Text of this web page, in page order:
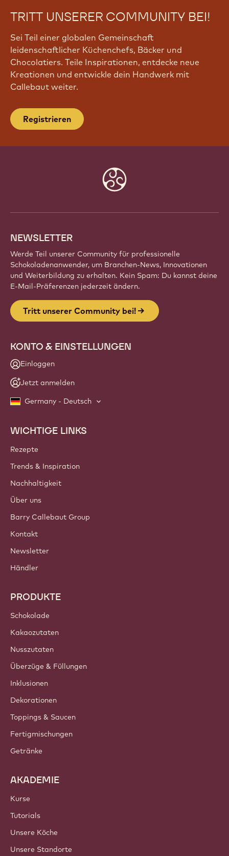
TRITT UNSERER COMMUNITY BEI!
Sei Teil einer globalen Gemeinschaft
leidenschaftlicher Küchenchefs, Bäcker und
Chocolatiers. Teile Inspirationen, entdecke neue
Kreationen und entwickle dein Handwerk mit
Callebaut weiter.
Registrieren
NEWSLETTER
Werde Teil unserer Community für professionelle
Schokoladenanwender, um Branchen-News, Innovationen
und Weiterbildung zu erhalten. Kein Spam: Du kannst deine
E-Mail-Präferenzen jederzeit ändern.
Tritt unserer Community bei!
KONTO & EINSTELLUNGEN
Einloggen
Jetzt anmelden
Germany - Deutsch
Footer
Callebaut
WICHTIGE LINKS
Rezepte
Trends & Inspiration
Nachhaltigkeit
Über uns
Barry Callebaut Group
Kontakt
Newsletter
Händler
PRODUKTE
Schokolade
Kakaozutaten
Nusszutaten
Überzüge & Füllungen
Inklusionen
Dekorationen
Toppings & Saucen
Fertigmischungen
Getränke
AKADEMIE
Kurse
Tutorials
Unsere Köche
Unsere Standorte